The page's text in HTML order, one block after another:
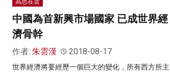
高思在雲
中國為首新興市場國家 已成世界經
濟骨幹
作者: 朱雲漢 2018-08-17
世界經濟將要經歷一個巨大的變化，所有西方所主